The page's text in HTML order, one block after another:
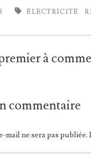
ÉLECTRICITÉ
à
commentaire
mail ne sera pas publiée.